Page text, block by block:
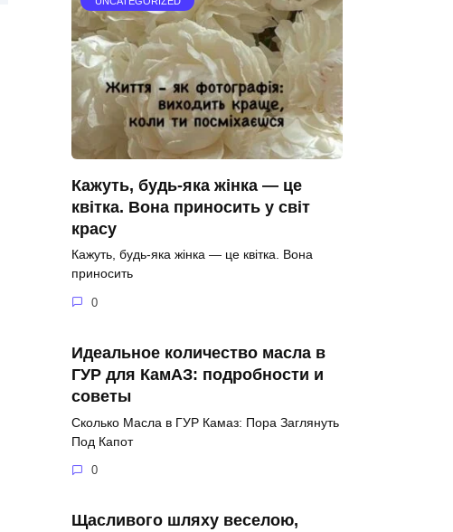
Кажуть, будь-яка жінка — це
квітка. Вона приносить у світ
красу
Кажуть, будь-яка жінка — це квітка. Вона
приносить
0
Идеальное количество масла в
ГУР для КамАЗ: подробности и
советы
Сколько Масла в ГУР Камаз: Пора Заглянуть
Под Капот
0
Щасливого шляху веселою,